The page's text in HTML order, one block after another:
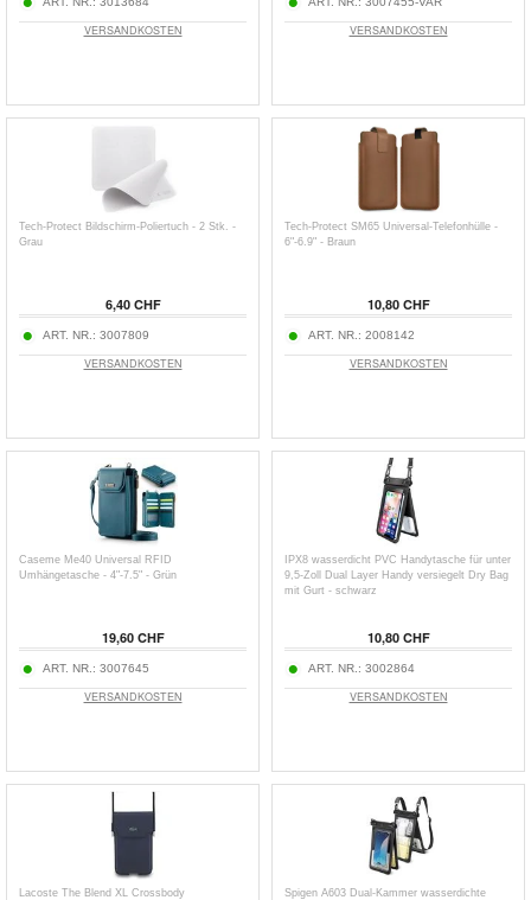
VERSANDKOSTEN VERSANDKOSTEN
Tech-Protect Bildschirm-Poliertuch - 2 Stk. -
Grau
6,40 CHF
ART. NR.: 3007809
VERSANDKOSTEN
Tech-Protect SM65 Universal-Telefonhülle -
6"-6.9" - Braun
10,80 CHF
ART. NR.: 2008142
VERSANDKOSTEN
Caseme Me40 Universal RFID
Umhängetasche - 4"-7.5" - Grün
19,60 CHF
ART. NR.: 3007645
VERSANDKOSTEN
IPX8 wasserdicht PVC Handytasche für unter
9,5-Zoll Dual Layer Handy versiegelt Dry Bag
mit Gurt - schwarz
10,80 CHF
ART. NR.: 3002864
VERSANDKOSTEN
Lacoste The Blend XL Crossbody
Spigen A603 Dual-Kammer wasserdichte